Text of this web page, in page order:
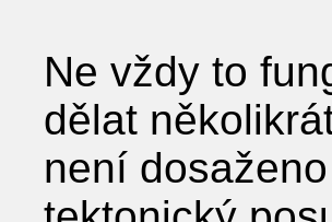
Ne vždy to
dělat
není